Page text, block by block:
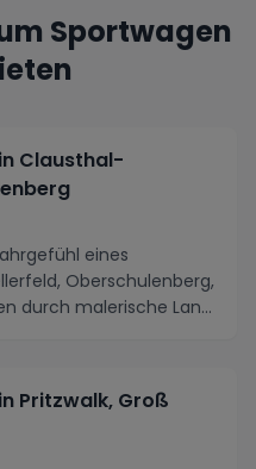
Sportwagen
Clausthal-
eines
Oberschulenberg,
durch malerische Lan...
Pritzwalk, Groß